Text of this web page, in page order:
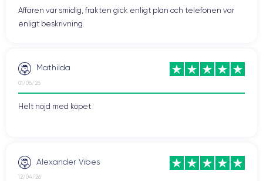
Affären var smidig, frakten gick enligt plan och telefonen var
enligt beskrivning.
Mathilda
01/06/26
Helt nöjd med köpet
Alexander Vibes
12/04/26